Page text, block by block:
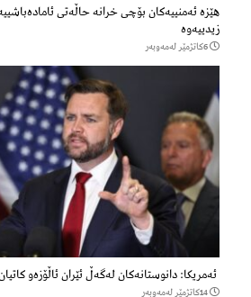
هێزه‌ ئه‌منییه‌كان بۆچی خرانە حاڵه‌تی
زیدییەوە
6كاتژمێر لەمەوبەر
ئەمریکا: دانوستانەکان لەگەڵ ئێران ئاڵۆزەو
14كاتژمێر لەمەوبەر